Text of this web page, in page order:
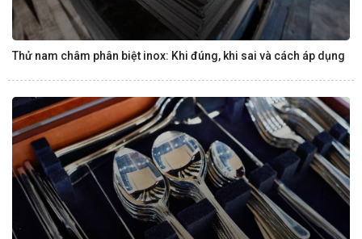
Thử nam châm phân biệt inox: Khi đúng, khi sai và cách áp dụng